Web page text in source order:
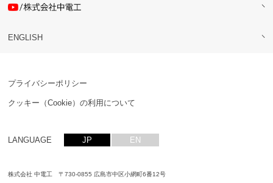
ENGLISH
プライバシーポリシー
クッキー（Cookie）の利用について
LANGUAGE JP EN
株式会社 中電工 〒730-0855 広島市中区小網町6番12号